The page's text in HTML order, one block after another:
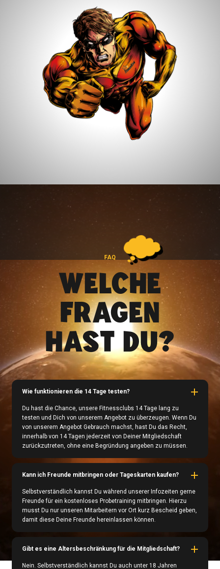
FAQ
WELCHE
FRAGEN
HAST DU?
Wie funktionieren die 14 Tage testen?
Du hast die Chance, unsere Fitnessclubs 14 Tage lang zu
testen und Dich von unserem Angebot zu überzeugen. Wenn Du
von unserem Angebot Gebrauch machst, hast Du das Recht,
innerhalb von 14 Tagen jederzeit von Deiner Mitgliedschaft
zurückzutreten, ohne eine Begründung angeben zu müssen.
Kann ich Freunde mitbringen oder Tageskarten kaufen?
Selbstverständlich kannst Du während unserer Infozeiten gerne
Freunde für ein kostenloses Probetraining mitbringen. Hierzu
musst Du nur unseren Mitarbeitern vor Ort kurz Bescheid geben,
damit diese Deine Freunde hereinlassen können.
Gibt es eine Altersbeschränkung für die Mitgliedschaft?
Nein. Selbstverständlich kannst Du auch unter 18 Jahren